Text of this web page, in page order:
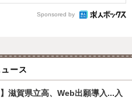
Sponsored by
ース
滋賀県立高、Web出願導入...入